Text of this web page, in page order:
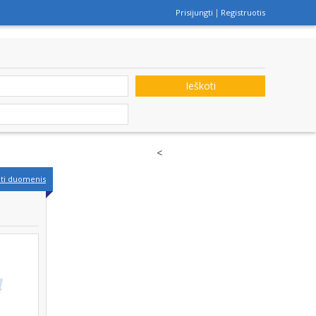
Prisijungti Registruotis
Ieškoti
duomenis
<